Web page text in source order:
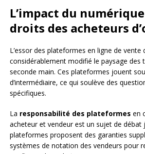
L’impact du
droits des acheteurs
L’essor des plateformes en ligne de vente
considérablement modifié le paysage des
seconde main. Ces plateformes jouent
d’intermédiaire, ce qui soulève des
spécifiques.
La responsabilité des plateformes en
acheteur et vendeur est un sujet de débat
plateformes proposent des garanties
systèmes de notation des vendeurs pour